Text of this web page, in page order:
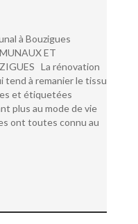
à Bouzigues
ET
La rénovation
tend à remanier le tissu
et étiquetées
plus au mode de vie
ont toutes connu au